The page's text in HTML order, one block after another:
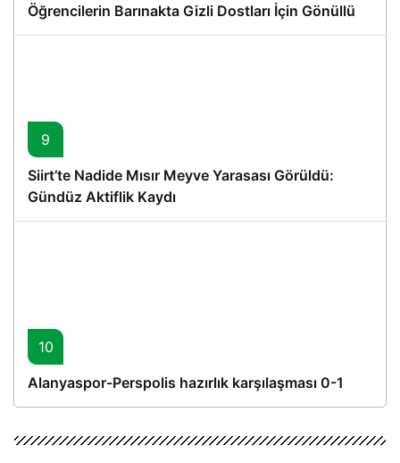
Öğrencilerin Barınakta Gizli Dostları İçin Gönüllü
Proje
9
Siirt’te Nadide Mısır Meyve Yarasası Görüldü:
Gündüz Aktiflik Kaydı
10
Alanyaspor-Perspolis hazırlık karşılaşması 0-1